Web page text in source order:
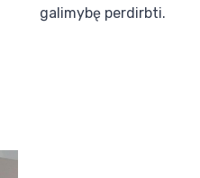
galimybę perdirbti.